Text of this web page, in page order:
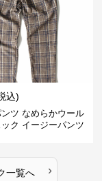
込)
ツ なめらかウール
ク イージーパンツ
一覧へ ›